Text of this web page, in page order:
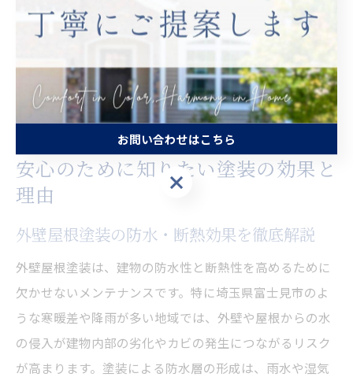
ることで、費用負担を軽減できる場合もあります。助成
づくりを目指しましょう。
安心のために知りたい塗装の効果と
理由
外壁屋根塗装の防水・断熱効果を徹底解説
外壁屋根塗装は、建物の防水性と断熱性を高めるために
欠かせないメンテナンスです。特に埼玉県富士見市のよ
うな寒暖差や降雨が多い地域では、外壁や屋根からの水
の侵入が建物内部の劣化やカビの発生につながるリスク
が高まります。塗装による防水層の形成は、雨水や湿気
お問い合わせはこちら
お問い合わせはこちら